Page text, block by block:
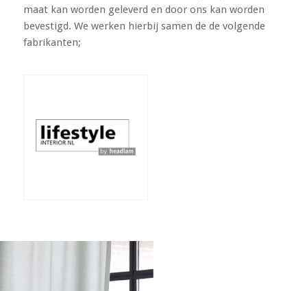
maat kan worden geleverd en door ons kan worden
bevestigd. We werken hierbij samen de de volgende
fabrikanten;